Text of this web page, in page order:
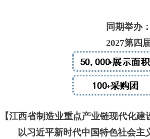
同期举办：
2027第四
【江西省制造业重点产业链现代化建
以习近平新时代中国特色社会主